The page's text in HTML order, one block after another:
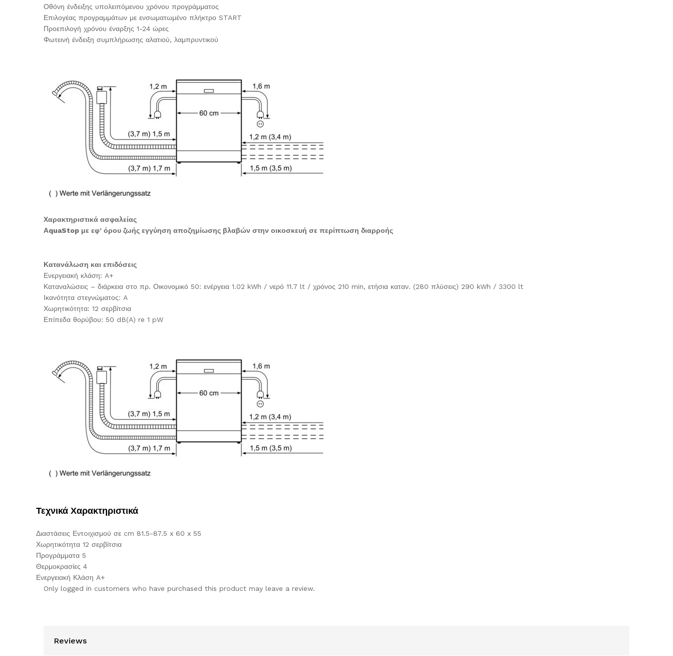
Οθόνη ένδειξης υπολειπόμενου χρόνου προγράμματος
Επιλογέας προγραμμάτων με ενσωματωμένο πλήκτρο START
Προεπιλογή χρόνου έναρξης 1-24 ώρες
Φωτεινή ένδειξη συμπλήρωσης αλατιού, λαμπρυντικού
Χαρακτηριστικά ασφαλείας
ΑquaStop με εφ’ όρου ζωής εγγύηση αποζημίωσης βλαβών στην οικοσκευή σε περίπτωση διαρροής
Κατανάλωση και επιδόσεις
Ενεργειακή κλάση: A+
Καταναλώσεις – διάρκεια στο πρ. Οικονομικό 50: ενέργεια 1.02 kWh / νερό 11.7 lt / χρόνος 210 min, ετήσια καταν. (280 πλύσεις) 290 kWh / 3300 lt
Ικανότητα στεγνώματος: A
Χωρητικότητα: 12 σερβίτσια
Επίπεδα θορύβου: 50 dB(A) re 1 pW
Τεχνικά Χαρακτηριστικά
Διαστάσεις Εντoιχισμού σε cm 81.5-87.5 x 60 x 55
Χωρητικότητα 12 σερβίτσια
Προγράμματα 5
Θερμοκρασίες 4
Ενεργειακή Κλάση A+
Only logged in customers who have purchased this product may leave a review.
Reviews